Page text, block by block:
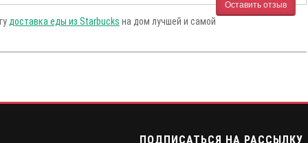
Оставить отзыв
доставка еды из Starbucks на дом лучшей и самой
ПОДПИСАТЬСЯ НА РАССЫЛКУ